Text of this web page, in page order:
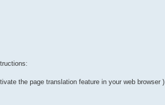
the page translation feature in your web browser )